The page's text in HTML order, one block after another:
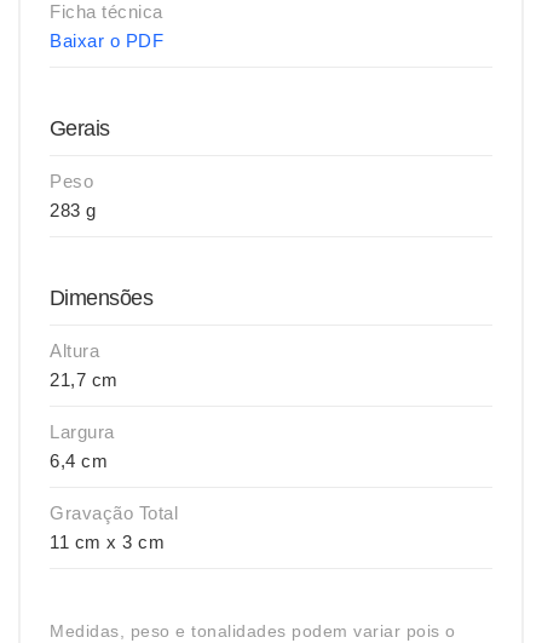
Ficha técnica
Baixar o PDF
Gerais
Peso
283 g
Dimensões
Altura
21,7 cm
Largura
6,4 cm
Gravação Total
11 cm x 3 cm
Medidas, peso e tonalidades podem variar pois o